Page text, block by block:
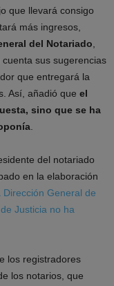
que llevará consigo
más ingresos,
del Notariado
sus sugerencias
que entregará la
Así, añadió que el
sino que se ha
del notariado
en la elaboración
Dirección General de
Justicia no ha
los registradores
los notarios, que